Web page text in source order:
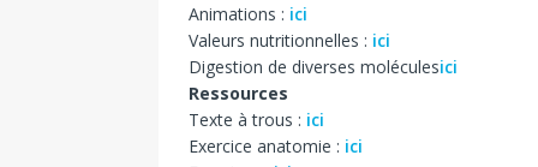
Animations : ici
Valeurs nutritionnelles : ici
Digestion de diverses moléculesici
Ressources
Texte à trous : ici
Exercice anatomie : ici